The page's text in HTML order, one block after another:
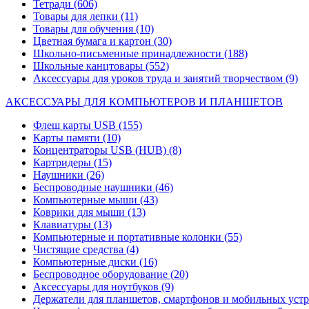
Тетради (606)
Товары для лепки (11)
Товары для обучения (10)
Цветная бумага и картон (30)
Школьно-письменные принадлежности (188)
Школьные канцтовары (552)
Аксессуары для уроков труда и занятий творчеством (9)
АКСЕССУАРЫ ДЛЯ КОМПЬЮТЕРОВ И ПЛАНШЕТОВ
Флеш карты USB (155)
Карты памяти (10)
Концентраторы USB (HUB) (8)
Картридеры (15)
Наушники (26)
Беспроводные наушники (46)
Компьютерные мыши (43)
Коврики для мыши (13)
Клавиатуры (13)
Компьютерные и портативные колонки (55)
Чистящие средства (4)
Компьютерные диски (16)
Беспроводное оборудование (20)
Аксессуары для ноутбуков (9)
Держатели для планшетов, смартфонов и мобильных